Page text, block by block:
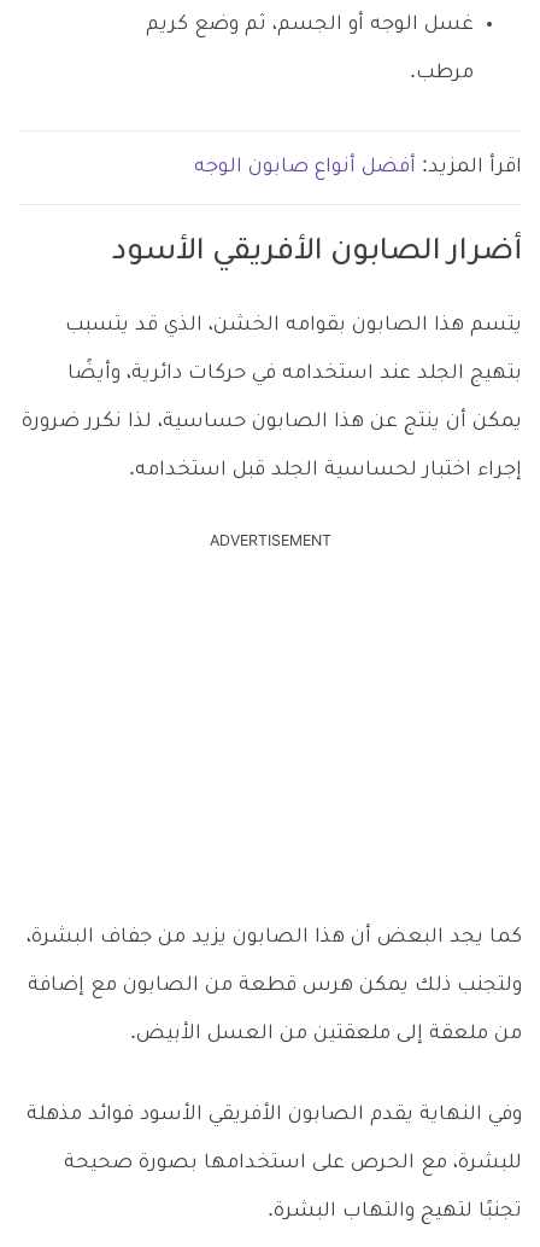
غسل الوجه أو الجسم، ثم وضع كريم
مرطب.
اقرأ المزيد: أفضل أنواع صابون الوجه
أضرار الصابون الأفريقي الأسود
يتسم هذا الصابون بقوامه الخشن، الذي قد يتسبب
بتهيج الجلد عند استخدامه في حركات دائرية، وأيضًا
يمكن أن ينتج عن هذا الصابون حساسية، لذا نكرر ضرورة
إجراء اختبار لحساسية الجلد قبل استخدامه.
ADVERTISEMENT
كما يجد البعض أن هذا الصابون يزيد من جفاف البشرة،
ولتجنب ذلك يمكن هرس قطعة من الصابون مع إضافة
من ملعقة إلى ملعقتين من العسل الأبيض.
وفي النهاية يقدم الصابون الأفريقي الأسود فوائد مذهلة
للبشرة، مع الحرص على استخدامها بصورة صحيحة
تجنبًا لتهيج والتهاب البشرة.